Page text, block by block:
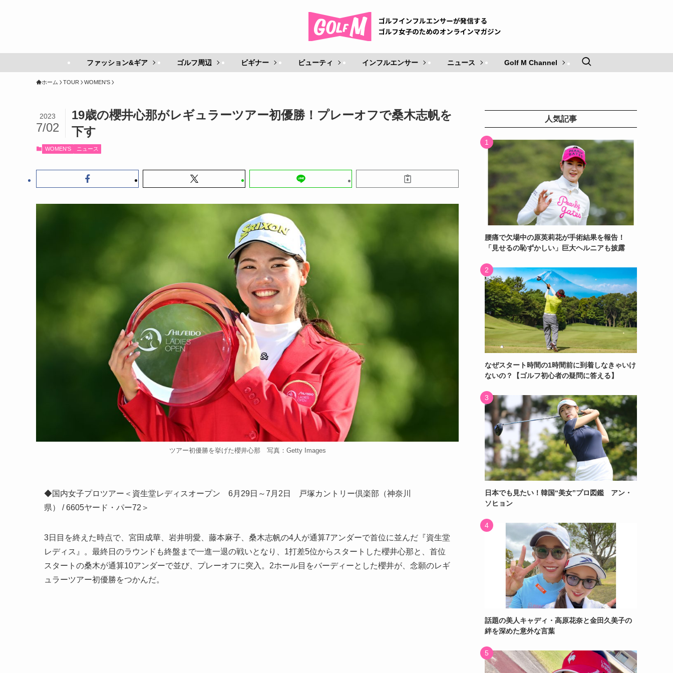
ファッション&ギア ゴルフ周辺 ビギナー ビューティ インフルエンサー ニュース Golf M Channel
ホーム TOUR WOMEN'S
19歳の櫻井心那がレギュラーツアー初優勝！プレーオフで桑木志帆を
下す
2023
7/02
WOMEN'S ニュース
ツアー初優勝を挙げた櫻井心那 写真：Getty Images
◆国内女子プロツアー＜資生堂レディスオープン 6月29日～7月2日 戸塚カントリー倶楽部（神奈川
県） / 6605ヤード・パー72＞
3日目を終えた時点で、宮田成華、岩井明愛、藤本麻子、桑木志帆の4人が通算7アンダーで首位に並んだ『資生堂
レディス』。最終日のラウンドも終盤まで一進一退の戦いとなり、1打差5位からスタートした櫻井心那と、首位
スタートの桑木が通算10アンダーで並び、プレーオフに突入。2ホール目をバーディーとした櫻井が、念願のレギ
ュラーツアー初優勝をつかんだ。
人気記事
腰痛で欠場中の原英莉花が手術結果を報告！
「見せるの恥ずかしい」巨大ヘルニアも披露
なぜスタート時間の1時間前に到着しなきゃいけ
ないの？【ゴルフ初心者の疑問に答える】
日本でも見たい！韓国“美女”プロ図鑑 アン・
ソヒョン
話題の美人キャディ・高原花奈と金田久美子の
絆を深めた意外な言葉